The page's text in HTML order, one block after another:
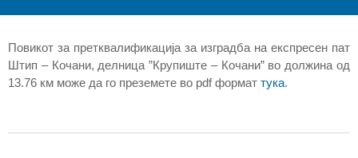
Повикот за претквалификација за изградба на експресен пат
Штип – Кочани, делница ”Крупиште – Кочани” во должина од
13.76 км може да го преземете во pdf формат тука.